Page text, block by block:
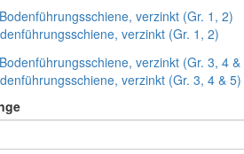
verzinkt (Gr. 1, 2)
verzinkt (Gr. 3, 4 & 5)